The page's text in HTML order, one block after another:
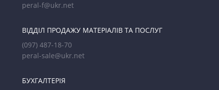
peral-f@ukr.net
ВІДДІЛ ПРОДАЖУ МАТЕРІАЛІВ ТА ПОСЛУГ
(097) 487-18-70
peral-sale@ukr.net
БУХГАЛТЕРІЯ